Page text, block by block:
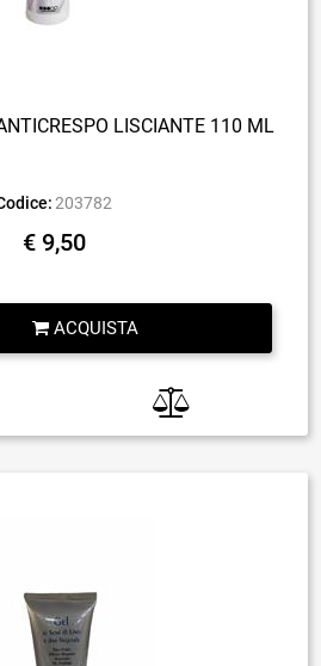
LISCIANTE 110 ML
203782
€ 9,50
ACQUISTA